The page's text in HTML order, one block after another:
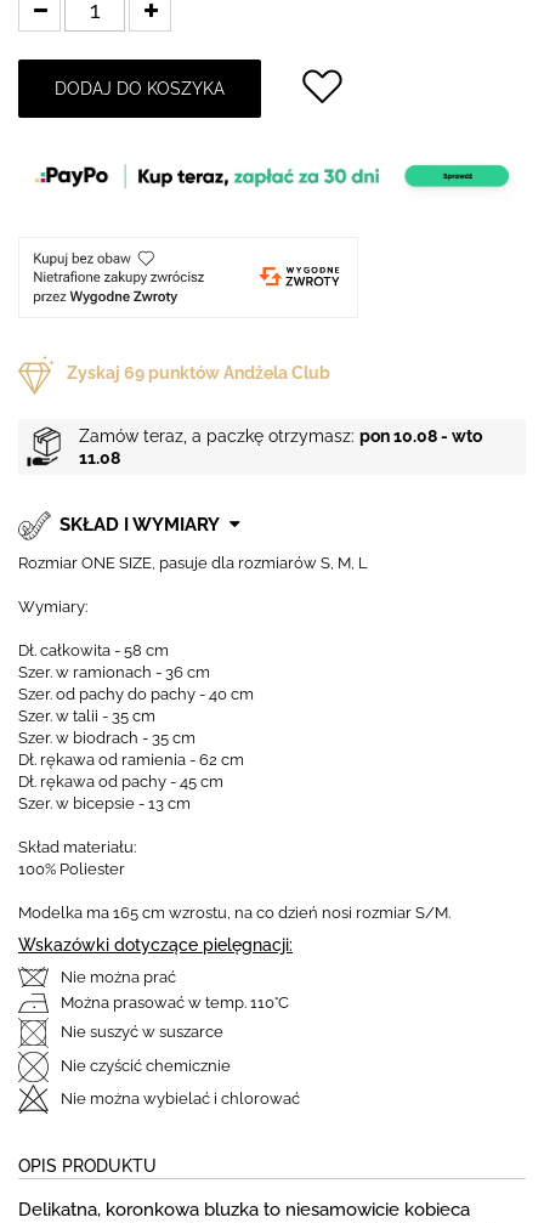
DODAJ DO KOSZYKA
Zyskaj 69 punktów Andżela Club
Zamów teraz, a paczkę otrzymasz: pon 10.08 - wto
11.08
SKŁAD I WYMIARY
Rozmiar ONE SIZE, pasuje dla rozmiarów S, M, L
Wymiary:
Dł. całkowita - 58 cm
Szer. w ramionach - 36 cm
Szer. od pachy do pachy - 40 cm
Szer. w talii - 35 cm
Szer. w biodrach - 35 cm
Dł. rękawa od ramienia - 62 cm
Dł. rękawa od pachy - 45 cm
Szer. w bicepsie - 13 cm
Skład materiału:
100% Poliester
Modelka ma 165 cm wzrostu, na co dzień nosi rozmiar S/M.
Wskazówki dotyczące pielęgnacji:
Nie można prać
Można prasować w temp. 110°C
Nie suszyć w suszarce
Nie czyścić chemicznie
Nie można wybielać i chlorować
OPIS PRODUKTU
Delikatna, koronkowa bluzka to niesamowicie kobieca